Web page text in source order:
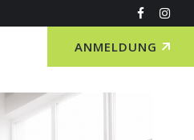
ANMELDUNG